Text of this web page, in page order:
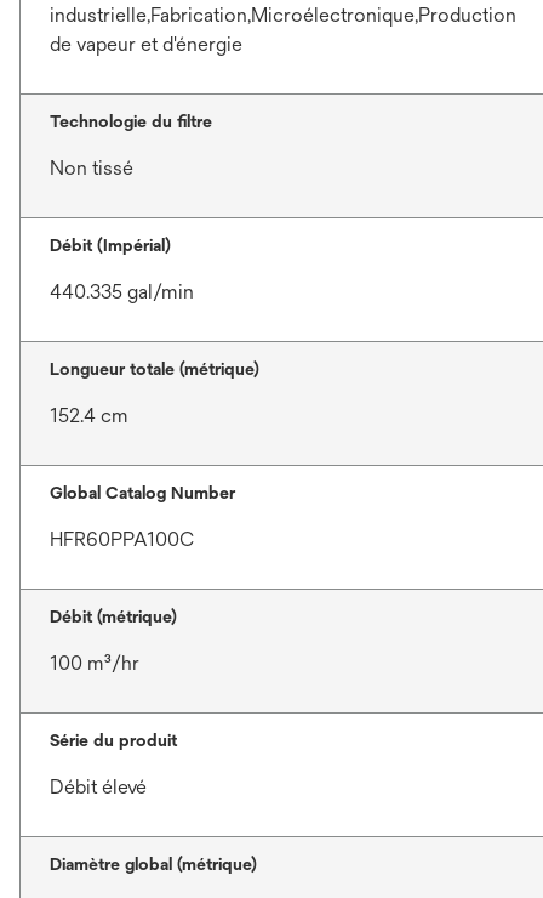
industrielle,Fabrication,Microélectronique,Production
de vapeur et d'énergie
Technologie du filtre
Non tissé
Débit (Impérial)
440.335 gal/min
Longueur totale (métrique)
152.4 cm
Global Catalog Number
HFR60PPA100C
Débit (métrique)
100 m³/hr
Série du produit
Débit élevé
Diamètre global (métrique)